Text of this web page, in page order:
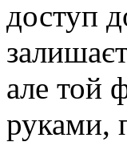
доступ
але той
руками,